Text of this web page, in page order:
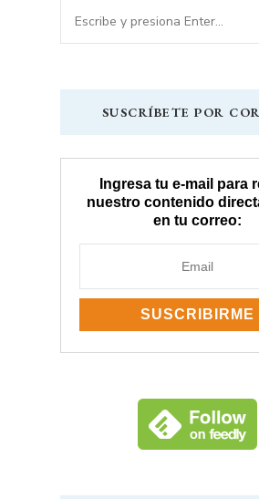
¿Buscas
algo?
SUSCRÍBETE POR
Ingresa tu e-mail para
nuestro contenido
en tu correo: